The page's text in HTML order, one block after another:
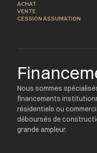
ACHAT
VENTE
CESSION ASSUMATION
Nous sommes
financements
résidentiels ou
déboursés de
grande ampleur.